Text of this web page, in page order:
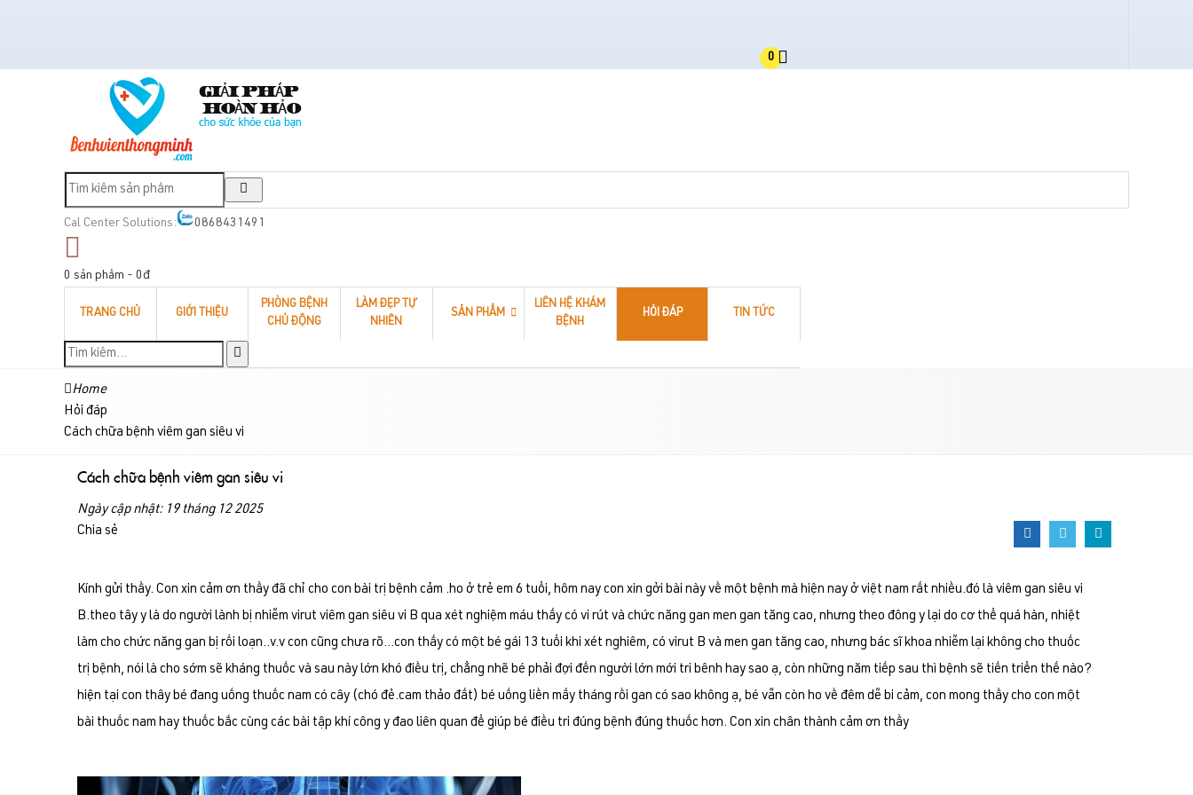
0
Cal Center Solutions: 0868431491
0 sản phẩm - 0đ
TRANG CHỦ GIỚI THIỆU
PHÒNG BỆNH
CHỦ ĐỘNG
LÀM ĐẸP TỰ
NHIÊN
SẢN PHẨM
LIÊN HỆ KHÁM
BỆNH
HỎI ĐÁP TIN TỨC
Home
Hỏi đáp
Cách chữa bệnh viêm gan siêu vi
Cách chữa bệnh viêm gan siêu vi
Ngày cập nhật: 19 tháng 12 2025
Chia sẻ
Kính gửi thầy. Con xin cảm ơn thầy đã chỉ cho con bài trị bệnh cảm .ho ở trẻ em 6 tuổi, hôm nay con xin gởi bài này về một bệnh mà hiện nay ở việt nam rất nhiều.đó là viêm gan siêu vi
B.theo tây y là do người lành bị nhiễm virut viêm gan siêu vi B qua xét nghiệm máu thấy có vi rút và chức năng gan men gan tăng cao, nhưng theo đông y lại do cơ thể quá hàn, nhiệt
làm cho chức năng gan bị rối loạn..v.v con cũng chưa rõ…con thấy có một bé gái 13 tuổi khi xét nghiêm, có virut B và men gan tăng cao, nhưng bác sĩ khoa nhiễm lại không cho thuốc
trị bệnh, nói là cho sớm sẽ kháng thuốc và sau này lớn khó điều trị, chẳng nhẽ bé phải đợi đến người lớn mới tri bênh hay sao ạ, còn những năm tiếp sau thì bệnh sẽ tiến triển thế nào?
hiện tại con thây bé đang uống thuốc nam có cây (chó đẻ.cam thảo đất) bé uống liền mấy tháng rồi gan có sao không ạ, bé vẫn còn ho về đêm dễ bi cảm, con mong thầy cho con một
bài thuốc nam hay thuốc bắc cùng các bài tập khí công y đao liên quan để giúp bé điều tri đúng bệnh đúng thuốc hơn. Con xin chân thành cảm ơn thầy